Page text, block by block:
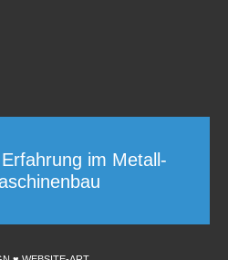
im Metall-